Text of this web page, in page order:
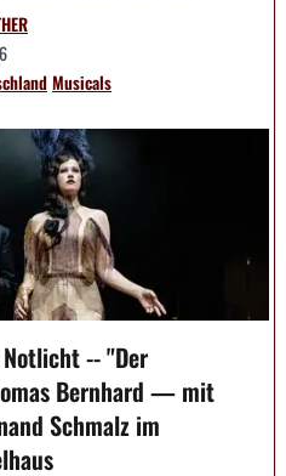
Musicals
-- "Der
Bernhard — mit
Schmalz im